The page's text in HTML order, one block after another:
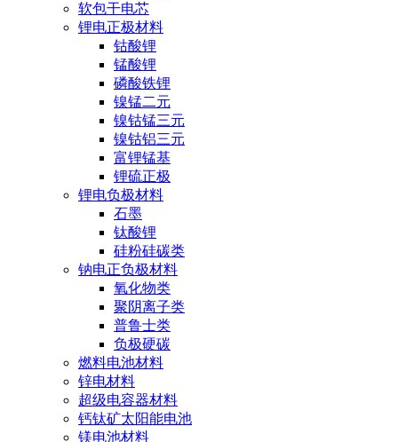
软包干电芯
锂电正极材料
钴酸锂
锰酸锂
磷酸铁锂
镍锰二元
镍钴锰三元
镍钴铝三元
富锂锰基
锂硫正极
锂电负极材料
石墨
钛酸锂
硅粉硅碳类
钠电正负极材料
氧化物类
聚阴离子类
普鲁士类
负极硬碳
燃料电池材料
锌电材料
超级电容器材料
钙钛矿太阳能电池
镁电池材料